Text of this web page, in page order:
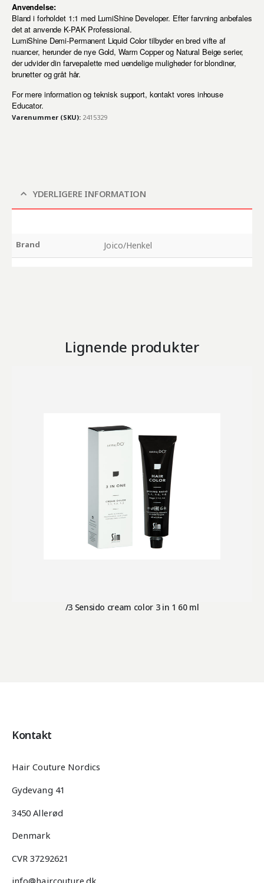
Anvendelse:
Bland i forholdet 1:1 med LumiShine Developer. Efter farvning anbefales
det at anvende K-PAK Professional.
LumiShine Demi-Permanent Liquid Color tilbyder en bred vifte af
nuancer, herunder de nye Gold, Warm Copper og Natural Beige serier,
der udvider din farvepalette med uendelige muligheder for blondiner,
brunetter og gråt hår.
For mere information og teknisk support, kontakt vores inhouse
Educator.
Varenummer (SKU): 2415329
YDERLIGERE INFORMATION
Brand Joico/Henkel
Lignende produkter
/3 Sensido cream color 3 in 1 60 ml
Kontakt
Hair Couture Nordics
Gydevang 41
3450 Allerød
Denmark
CVR 37292621